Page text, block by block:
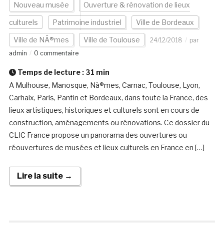
Nouveau musée Ouverture & rénovation de lieux
culturels Patrimoine industriel Ville de Bordeaux
Ville de NÃ®mes Ville de Toulouse 24/12/2018
par
admin
0 commentaire
Temps de lecture : 31 min
A Mulhouse, Manosque, Nà®mes, Carnac, Toulouse, Lyon,
Carhaix, Paris, Pantin et Bordeaux, dans toute la France, des
lieux artistiques, historiques et culturels sont en cours de
construction, aménagements ou rénovations. Ce dossier du
CLIC France propose un panorama des ouvertures ou
réouvertures de musées et lieux culturels en France en […]
Lire la suite →